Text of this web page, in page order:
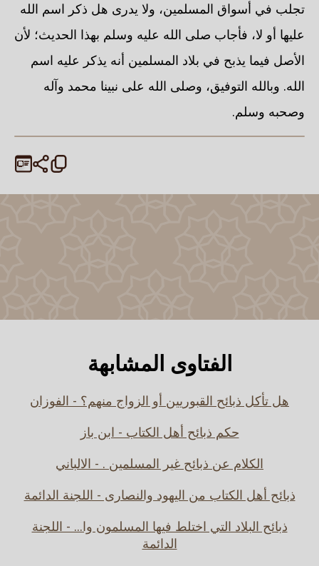
تجلب في أسواق المسلمين، ولا يدرى هل ذكر اسم الله
عليها أو لا، فأجاب صلى الله عليه وسلم بهذا الحديث؛ لأن
الأصل فيما يذبح في بلاد المسلمين أنه يذكر عليه اسم
الله. وبالله التوفيق، وصلى الله على نبينا محمد وآله
وصحبه وسلم.
الفتاوى المشابهة
هل تأكل ذبائح القبوريين أو الزواج منهم؟ - الفوزان
حكم ذبائح أهل الكتاب - ابن باز
الكلام عن ذبائح غير المسلمين . - الالباني
ذبائح أهل الكتاب من اليهود والنصارى - اللجنة الدائمة
ذبائح البلاد التي اختلط فيها المسلمون وا... - اللجنة
الدائمة